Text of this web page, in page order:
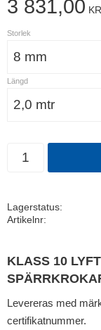
3 831,00 KR
Storlek
Längd
Lagerstatus
Artikelnr
KLASS 10
Levereras med
certifikatnummer.